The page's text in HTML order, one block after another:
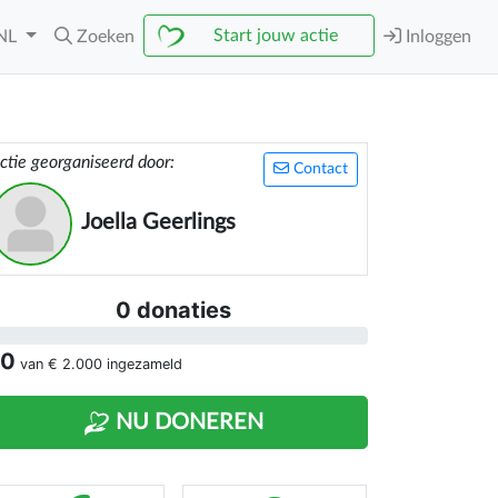
Zoeken Start jouw actie Inloggen
Contact
georganiseerd door:
Joella Geerlings
0 donaties
van € 2.000 ingezameld
NU DONEREN